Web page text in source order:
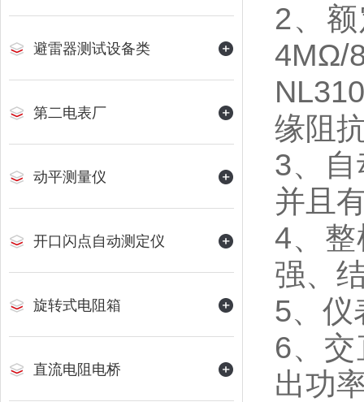
避雷器测试设备类
第二电表厂
动平测量仪
开口闪点自动测定仪
旋转式电阻箱
直流电阻电桥
2、
4MΩ/
缘阻
3、
并且
4、
强、
5、仪
6、
出功